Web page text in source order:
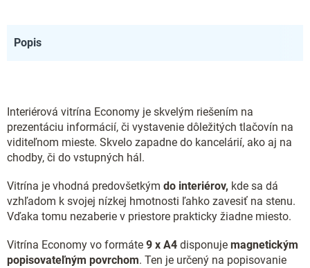
Popis
Interiérová vitrína Economy je skvelým riešením na
prezentáciu informácií, či vystavenie dôležitých tlačovín na
viditeľnom mieste. Skvelo zapadne do kancelárií, ako aj na
chodby, či do vstupných hál.
Vitrína je vhodná predovšetkým do interiérov, kde sa dá
vzhľadom k svojej nízkej hmotnosti ľahko zavesiť na stenu.
Vďaka tomu nezaberie v priestore prakticky žiadne miesto.
Vitrína Economy vo formáte 9 x A4 disponuje magnetickým
popisovateľným povrchom. Ten je určený na popisovanie